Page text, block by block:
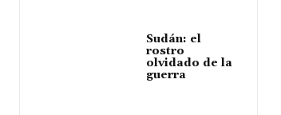
Sudán: el
rostro
olvidado de la
guerra